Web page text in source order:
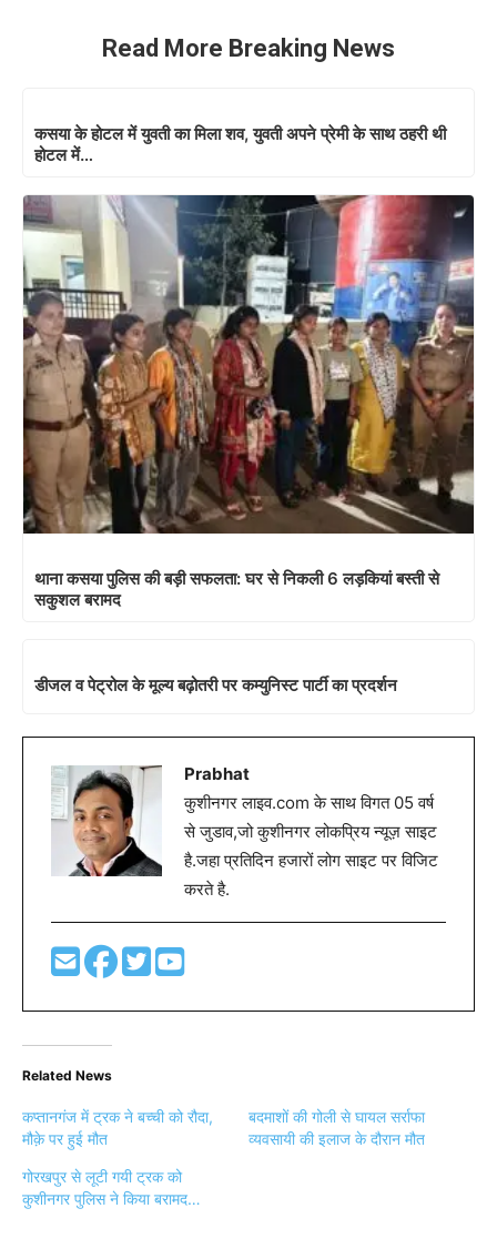
Read More Breaking News
कसया के होटल में युवती का मिला शव, युवती अपने प्रेमी के साथ ठहरी थी
होटल में…
थाना कसया पुलिस की बड़ी सफलता: घर से निकली 6 लड़कियां बस्ती से
सकुशल बरामद
डीजल व पेट्रोल के मूल्य बढ़ोतरी पर कम्युनिस्ट पार्टी का प्रदर्शन
Prabhat
कुशीनगर लाइव.com के साथ विगत 05 वर्ष
से जुडाव,जो कुशीनगर लोकप्रिय न्यूज़ साइट
है.जहा प्रतिदिन हजारों लोग साइट पर विजिट
करते है.
Related News
कप्तानगंज में ट्रक ने बच्ची को रौदा,
मौक़े पर हुई मौत
बदमाशों की गोली से घायल सर्राफा
व्यवसायी की इलाज के दौरान मौत
गोरखपुर से लूटी गयी ट्रक को
कुशीनगर पुलिस ने किया बरामद…